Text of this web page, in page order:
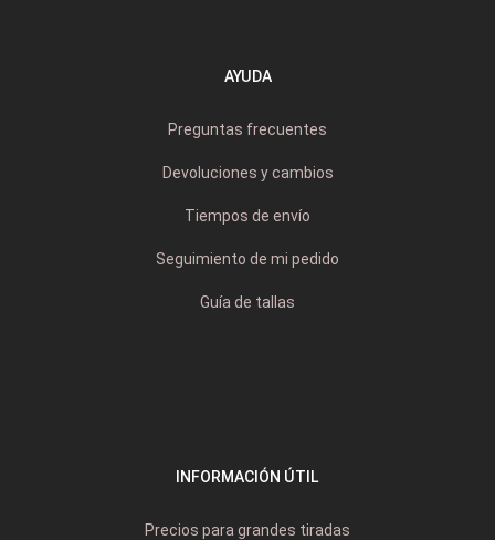
AYUDA
Preguntas frecuentes
Devoluciones y cambios
Tiempos de envío
Seguimiento de mi pedido
Guía de tallas
INFORMACIÓN ÚTIL
Precios para grandes tiradas